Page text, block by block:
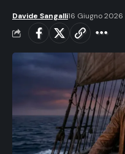
Davide Sangalli16 Giugno 2026